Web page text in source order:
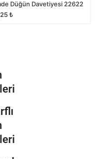
Düğün Davetiyesi 22622
₺